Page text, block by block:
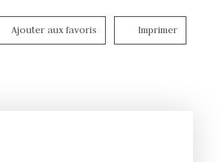
Ajouter aux favoris Imprimer